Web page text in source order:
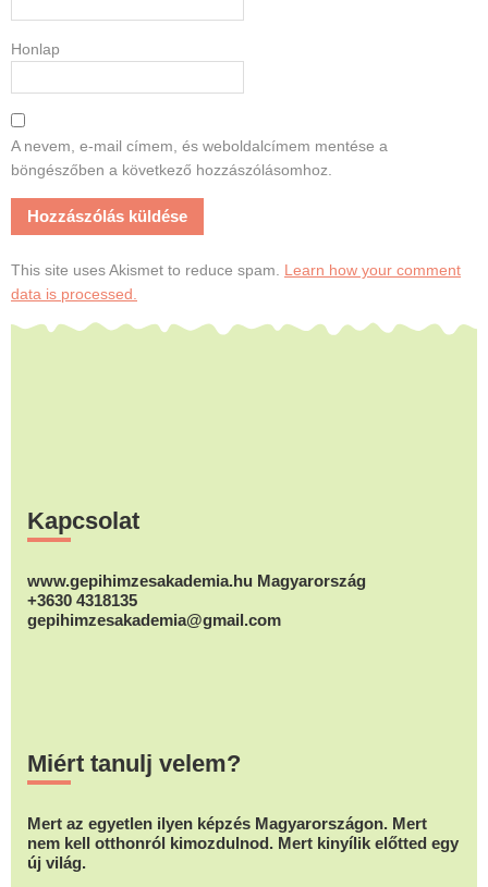
Honlap
A nevem, e-mail címem, és weboldalcímem mentése a
böngészőben a következő hozzászólásomhoz.
This site uses Akismet to reduce spam. Learn how your comment
data is processed.
Kapcsolat
www.gepihimzesakademia.hu Magyarország
+3630 4318135
gepihimzesakademia@gmail.com
Miért tanulj velem?
Mert az egyetlen ilyen képzés Magyarországon. Mert
nem kell otthonról kimozdulnod. Mert kinyílik előtted egy
új világ.